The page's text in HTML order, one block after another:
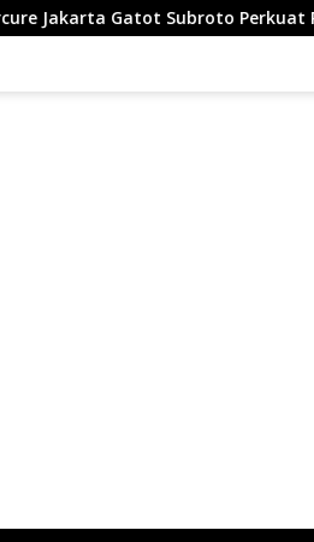
Gatot Subroto Perkuat